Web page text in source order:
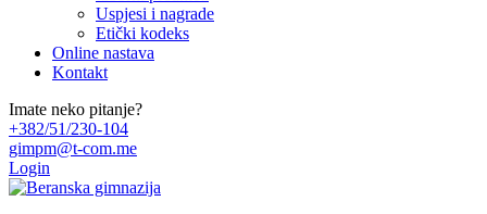
Uspjesi i nagrade
Etički kodeks
Online nastava
Kontakt
Imate neko pitanje?
+382/51/230-104
gimpm@t-com.me
Login